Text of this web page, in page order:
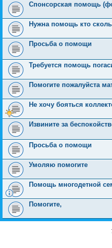
Спонсорская помощь
Нужна помощь кто
Просьба о помощи
Требуется помощь
Помогите пожалуйста
Не хочу бояться
Извините за
Просьба о помощи
Умоляю помогите
Помощь многодетной
Помогите,